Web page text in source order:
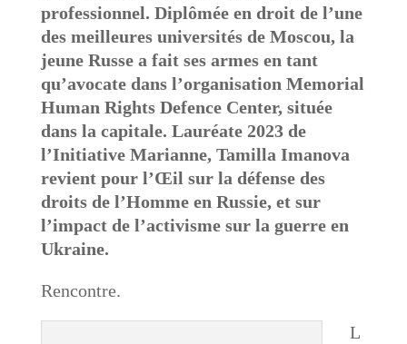
professionnel. Diplômée en droit de l’une
des meilleures universités de Moscou, la
jeune Russe a fait ses armes en tant
qu’avocate dans l’organisation Memorial
Human Rights Defence Center, située
dans la capitale. Lauréate 2023 de
l’Initiative Marianne, Tamilla Imanova
revient pour l’Œil sur la défense des
droits de l’Homme en Russie, et sur
l’impact de l’activisme sur la guerre en
Ukraine.
Rencontre.
L